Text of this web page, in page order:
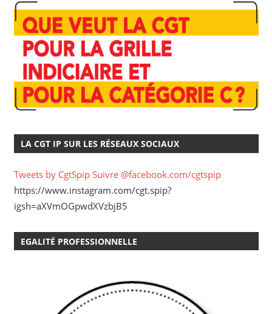
LA CGT IP SUR LES RÉSEAUX SOCIAUX
Tweets by CgtSpip Suivre @facebook.com/cgtspip
https://www.instagram.com/cgt.spip?
igsh=aXVmOGpwdXVzbjB5
EGALITÉ PROFESSIONNELLE